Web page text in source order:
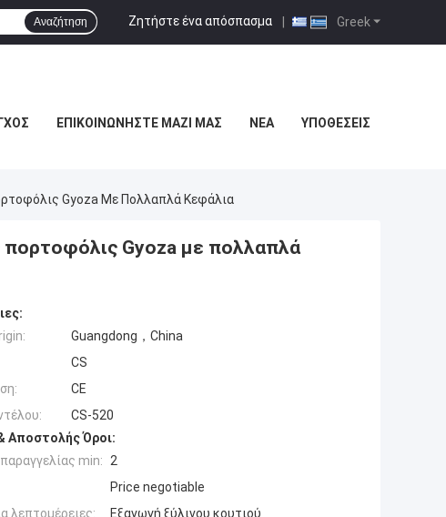
Greek
Ζητήστε ένα απόσπασμα |
Αναζήτηση
ΕΠΙΚΟΙΝΩΝΉΣΤΕ ΜΑΖΊ ΜΑΣ ΝΈΑ ΥΠΟΘΈΣΕΙΣ
Gyoza Με Πολλαπλά Κεφάλια
Gyoza με πολλαπλά
Guangdong，China
CS
CE
CS-520
Αποστολής Όροι:
min: 2
Price negotiable
λεπτομέρειες:
Εξαγωγή ξύλινου κουτιού